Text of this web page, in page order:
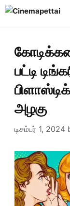
Skip
பட்டி
அழகு
டிசம்பர் 1, 2024